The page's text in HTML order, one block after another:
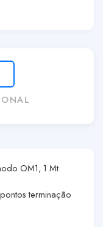
OM1, 1 Mt.
terminação